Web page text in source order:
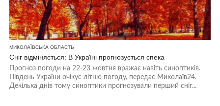
МИКОЛАЇВСЬКА ОБЛАСТЬ
Сніг відміняється: В Україні прогнозується спека
Прогноз погоди на 22-23 жовтня вражає навіть синоптиків.
Південь України очікує літню погоду, передає Миколаїв24.
Декілька днів тому синоптики прогнозували перший сніг...